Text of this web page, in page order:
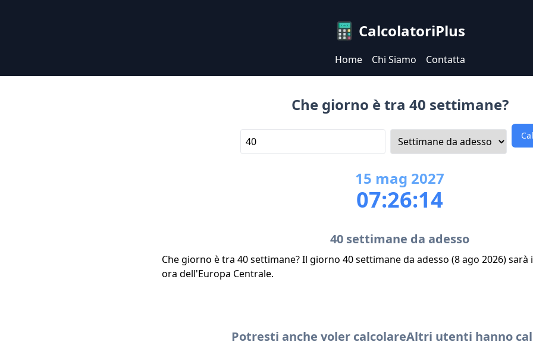
CalcolatoriPlus
Home Chi Siamo Contatta
Che giorno è tra 40 settimane?
15 mag 2027
07:26:14
40 settimane da adesso
Che giorno è tra 40 settimane? Il giorno 40 settimane da adesso (8 ago 2026) sarà
ora dell'Europa Centrale.
Potresti anche voler calcolareAltri utenti hanno